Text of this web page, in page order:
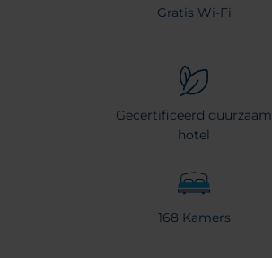
Gratis Wi-Fi
Gecertificeerd duurzaam
hotel
168 Kamers